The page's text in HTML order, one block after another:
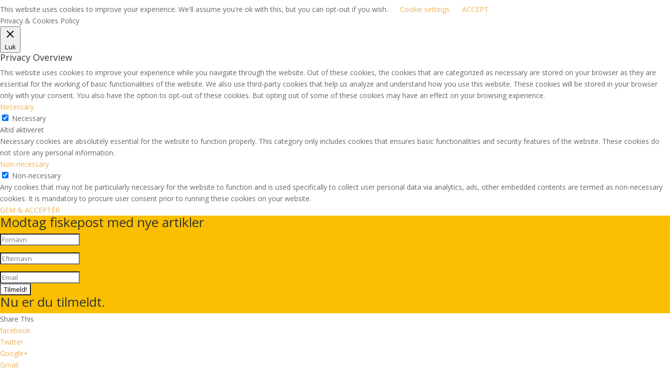
This website uses cookies to improve your experience. We'll assume you're ok with this, but you can opt-out if you wish. Cookie settings
ACCEPT
Privacy & Cookies Policy
Luk
Privacy Overview
This website uses cookies to improve your experience while you navigate through the website. Out of these cookies, the cookies that are categorized as necessary are stored on your browser as they are
essential for the working of basic functionalities of the website. We also use third-party cookies that help us analyze and understand how you use this website. These cookies will be stored in your browser
only with your consent. You also have the option to opt-out of these cookies. But opting out of some of these cookies may have an effect on your browsing experience.
Necessary
Necessary
Altid aktiveret
Necessary cookies are absolutely essential for the website to function properly. This category only includes cookies that ensures basic functionalities and security features of the website. These cookies do
not store any personal information.
Non-necessary
Non-necessary
Any cookies that may not be particularly necessary for the website to function and is used specifically to collect user personal data via analytics, ads, other embedded contents are termed as non-necessary
cookies. It is mandatory to procure user consent prior to running these cookies on your website.
GEM & ACCEPTÈR
Modtag fiskepost med nye artikler
Tilmeld!
Nu er du tilmeldt.
Share This
facebook
Twitter
Google+
Gmail